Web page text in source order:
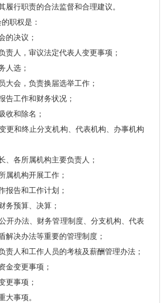
履行职责的合法监督和合理建议。
职权是：
的决议；
责人，审议法定代表人变更事项；
人选；
大会，负责换届选举工作；
告工作和财务状况；
收和除名；
更和终止分支机构、代表机构、办事机构
、各所属机构主要负责人；
属机构开展工作；
报告和工作计划；
务预算、决算；
开办法、财务管理制度、分支机构、代表
解决办法等重要的管理制度；
责人和工作人员的考核及薪酬管理办法；
金变更事项；
更事项；
大事项。